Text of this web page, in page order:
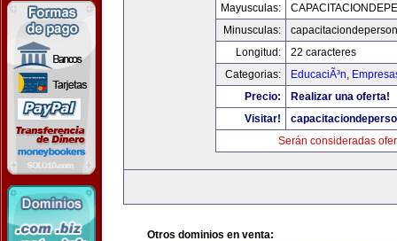
Mayusculas:
Minusculas:
Longitud:
22 caracteres
Categorias:
EducaciÃ³n,
Precio:
Realizar una oferta!
Visitar!
Serán consideradas
Otros dominios en venta: